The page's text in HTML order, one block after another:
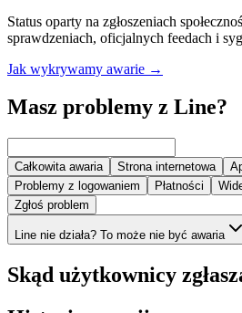
Status oparty na zgłoszeniach
sprawdzeniach, oficjalnych feedach i
Jak wykrywamy awarie →
Masz problemy z Line?
Całkowita awaria Strona internetowa
Problemy z logowaniem
Płatności
Zgłoś problem
Line nie działa? To może nie być awaria
Skąd użytkownicy